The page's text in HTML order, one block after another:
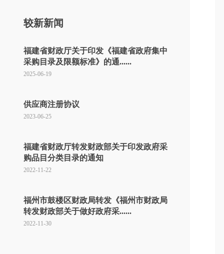
较新新闻
福建省财政厅关于印发《福建省政府集中
采购目录及限额标准》的通......
2025-06-19
供应商注册协议
2023-06-25
福建省财政厅转发财政部关于印发政府采
购品目分类目录的通知
2022-11-22
福州市鼓楼区财政局转发《福州市财政局
转发财政部关于做好政府采......
2022-11-30